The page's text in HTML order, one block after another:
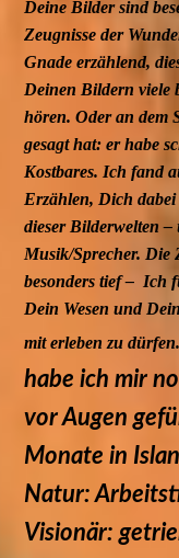
Deine Bilder sind
Zeugnisse der
Gnade erzählend,
Deinen Bildern viele
hören. Oder an dem
gesagt hat: er habe
Kostbares. Ich fand
Erzählen, Dich
dieser Bilderwelten
Musik/Sprecher. Die
besonders tief – Ich
Dein Wesen und
mit erleben zu dürfen.
habe ich mir
vor Augen
Monate in
Natur:
Visionär: